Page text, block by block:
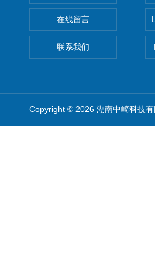
在线留言
联系我们
Copyright © 2026 湖南中崎科技